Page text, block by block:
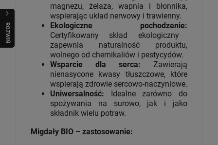
R
O
Z
W
I
Ń
O
B
I
magnezu, żelaza, wapnia i błonnika,
wspierając układ nerwowy i trawienny.
Ekologiczne pochodzenie:
Certyfikowany skład ekologiczny
zapewnia naturalność produktu,
wolnego od chemikaliów i pestycydów.
Wsparcie dla serca: Zawierają
nienasycone kwasy tłuszczowe, które
wspierają zdrowie sercowo-naczyniowe.
Uniwersalność: Idealne zarówno do
spożywania na surowo, jak i jako
składnik wielu potraw.
Migdały BIO – zastosowanie: